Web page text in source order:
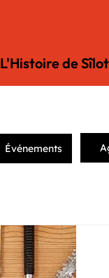
L'Histoire de Sîlot
Événements